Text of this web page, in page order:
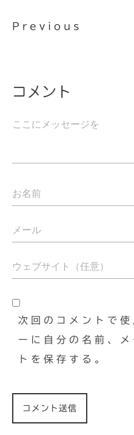
Previous
コメント
次回のコメントで
ーに自分の名前、
トを保存する。